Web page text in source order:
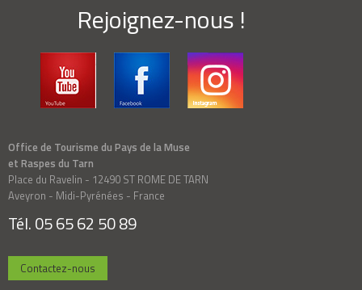
Rejoignez-nous !
Office de Tourisme du Pays de la Muse
et Raspes du Tarn
Place du Ravelin - 12490 ST ROME DE TARN
Aveyron - Midi-Pyrénées - France
Tél. 05 65 62 50 89
Contactez-nous